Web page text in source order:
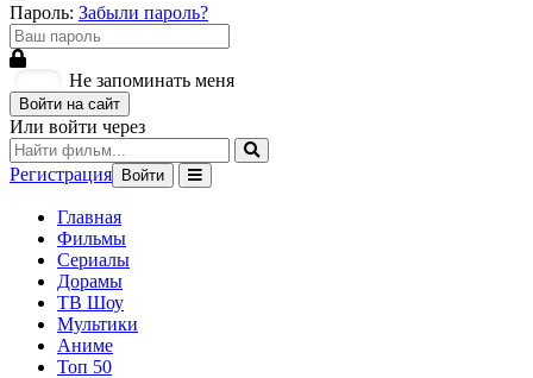
Пароль: Забыли пароль?
Не запоминать меня
Войти на сайт
Или войти через
Регистрация Войти
Главная
Фильмы
Сериалы
Дорамы
ТВ Шоу
Мультики
Аниме
Топ 50